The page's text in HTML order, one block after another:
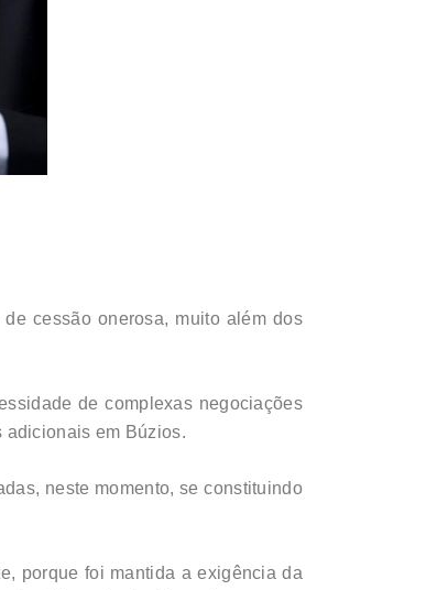
cessão onerosa, muito além dos
de complexas negociações
adicionais em Búzios.
neste momento, se constituindo
porque foi mantida a exigência da